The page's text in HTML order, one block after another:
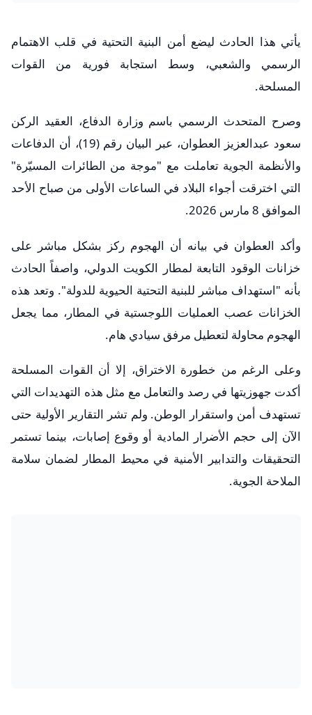
يأتي هذا الحادث ليضع أمن البنية التحتية في قلب الاهتمام
الرسمي والشعبي، وسط استجابة فورية من القوات
المسلحة.
​وصرح المتحدث الرسمي باسم وزارة الدفاع، العقيد الركن
سعود عبدالعزيز العطوان، عبر البيان رقم (19)، أن الدفاعات
والأنظمة الجوية تعاملت مع "موجة من الطائرات المسيّرة"
التي اخترقت أجواء البلاد في الساعات الأولى من صباح الأحد
الموافق 8 مارس 2026.
​وأكد العطوان في بيانه أن الهجوم ركز بشكل مباشر على
خزانات الوقود التابعة لمطار الكويت الدولي، واصفاً الحادث
بأنه "استهداف مباشر للبنية التحتية الحيوية للدولة". وتعد هذه
الخزانات عصب العمليات اللوجستية في المطار، مما يجعل
الهجوم محاولة لتعطيل مرفق سيادي هام.
​وعلى الرغم من خطورة الاختراق، إلا أن القوات المسلحة
أكدت جهوزيتها في رصد والتعامل مع مثل هذه التهديدات التي
تستهدف أمن واستقرار الوطن. ولم تشر التقارير الأولية حتى
الآن إلى حجم الأضرار المادية أو وقوع إصابات، بينما تستمر
التحقيقات والتدابير الأمنية في محيط المطار لضمان سلامة
الملاحة الجوية.